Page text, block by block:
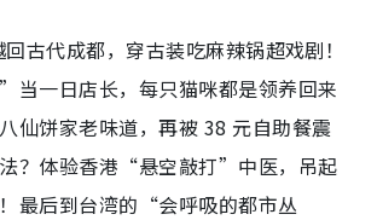
古代成都，穿古装吃麻辣锅超戏剧！
一日店长，每只猫咪都是领养回来
仙饼家老味道，再被 38 元自助餐震
？体验香港“悬空敲打”中医，吊起
最后到台湾的“会呼吸的都市丛